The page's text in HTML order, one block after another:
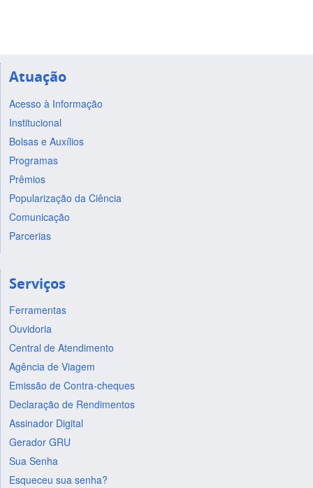
Atuação
Acesso à Informação
Institucional
Bolsas e Auxílios
Programas
Prêmios
Popularização da Ciência
Comunicação
Parcerias
Serviços
Ferramentas
Ouvidoria
Central de Atendimento
Agência de Viagem
Emissão de Contra-cheques
Declaração de Rendimentos
Assinador Digital
Gerador GRU
Sua Senha
Esqueceu sua senha?